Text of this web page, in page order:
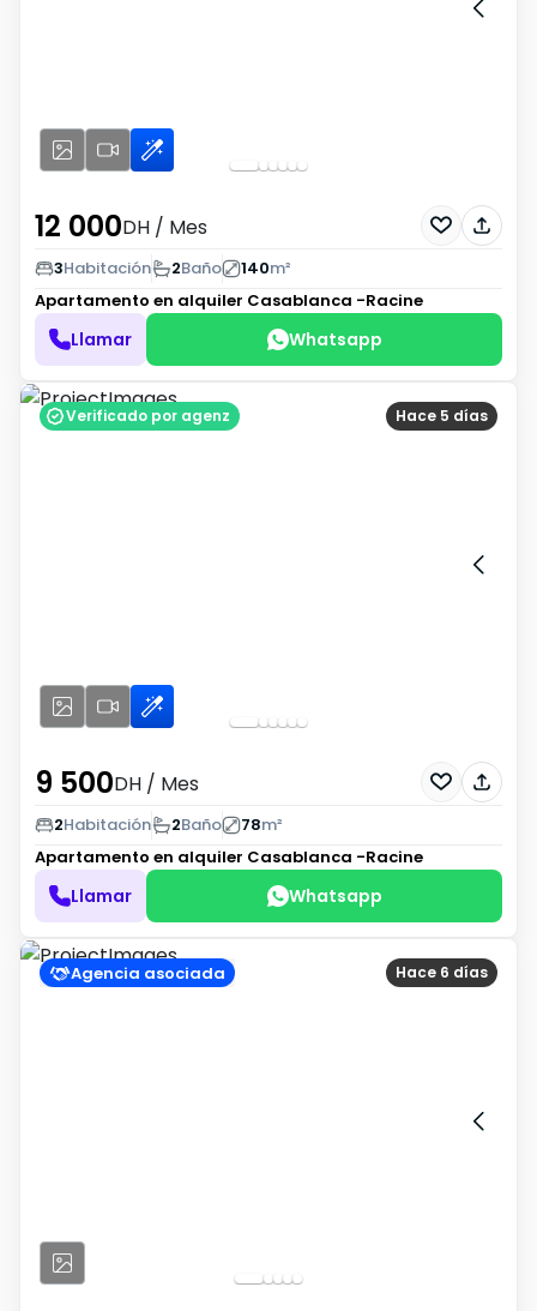
12 000DH / Mes
3Habitación 2Baño 140m²
Apartamento en alquiler Casablanca -Racine
Llamar Whatsapp
Hace 5 días
Verificado por agenz
9 500DH / Mes
2Habitación 2Baño 78m²
Apartamento en alquiler Casablanca -Racine
Llamar Whatsapp
Hace 6 días
Agencia asociada